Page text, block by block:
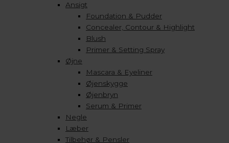
Ansigt
Foundation & Pudder
Concealer, Contour & Highlight
Blush
Primer & Setting Spray
Øjne
Mascara & Eyeliner
Øjenskygge
Øjenbryn
Serum & Primer
Negle
Læber
Tilbehør & Pensler